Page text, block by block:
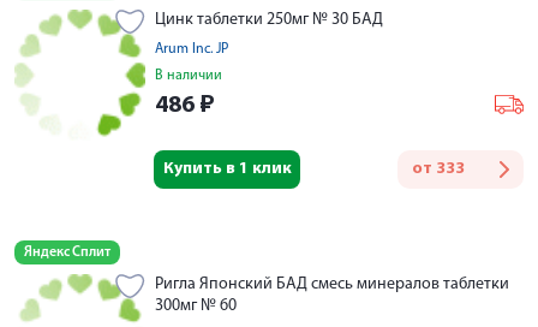
Цинк таблетки 250мг № 30 БАД
Arum Inc. JP
В наличии
486 ₽
от 333
Купить в 1 клик
Яндекс Сплит
Ригла Японский БАД смесь минералов таблетки
300мг № 60